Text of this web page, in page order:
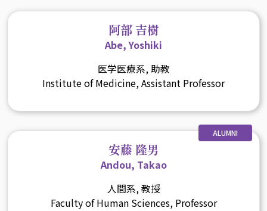
阿部 吉樹
Abe, Yoshiki
医学医療系, 助教
Institute of Medicine, Assistant Professor
ALUMNI
安藤 隆男
Andou, Takao
人間系, 教授
Faculty of Human Sciences, Professor